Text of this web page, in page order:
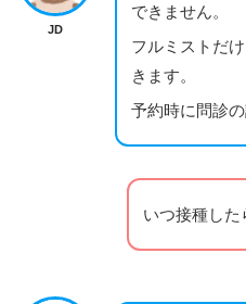
JD
できません。
フルミストだ
きます。
予約時に問診
いつ接種した